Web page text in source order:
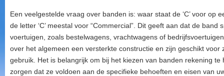
Een veelgestelde vraag over banden is: waar staat de ‘C’ voor op
de letter ‘C’ meestal voor “Commercial”. Dit geeft aan dat de
voertuigen, zoals bestelwagens, vrachtwagens of
over het algemeen een versterkte constructie en zijn geschikt
gebruik. Het is belangrijk om bij het kiezen van banden rekening
zorgen dat ze voldoen aan de specifieke behoeften en eisen van